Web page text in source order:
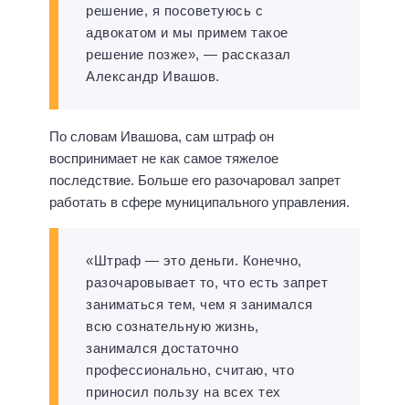
решение, я посоветуюсь с
адвокатом и мы примем такое
решение позже», — рассказал
Александр Ивашов.
По словам Ивашова, сам штраф он
воспринимает не как самое тяжелое
последствие. Больше его разочаровал запрет
работать в сфере муниципального управления.
«Штраф — это деньги. Конечно,
разочаровывает то, что есть запрет
заниматься тем, чем я занимался
всю сознательную жизнь,
занимался достаточно
профессионально, считаю, что
приносил пользу на всех тех